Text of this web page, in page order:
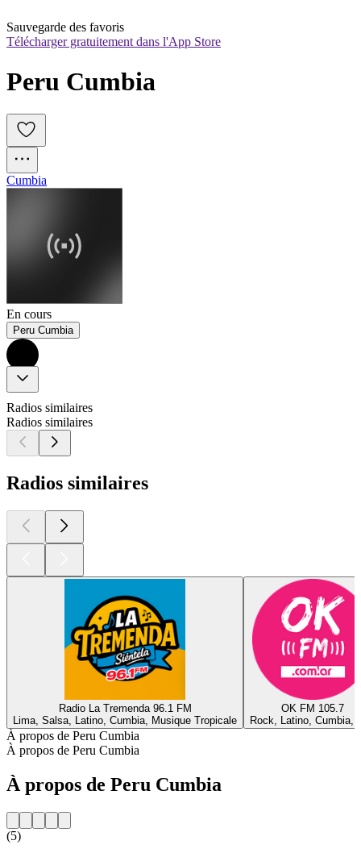
Sauvegarde des favoris
Télécharger gratuitement dans l'App Store
Peru Cumbia
Cumbia
En cours
Peru Cumbia
Radios similaires
Radios similaires
Radios similaires
Radio La Tremenda 96.1 FM
Lima, Salsa, Latino, Cumbia, Musique Tropicale
OK FM 105.7
Rock, Latino, Cumbia,
À propos de Peru Cumbia
À propos de Peru Cumbia
À propos de Peru Cumbia
(5)